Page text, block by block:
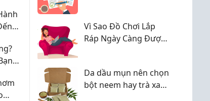
Vì Sao Đồ Chơi Lắp
Ráp Ngày Càng Được
Da dầu mụn nên chọn
bột neem hay trà xanh